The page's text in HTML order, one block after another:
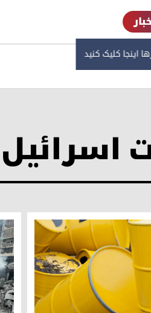
اینجا کلیک کنید
اسرائیل